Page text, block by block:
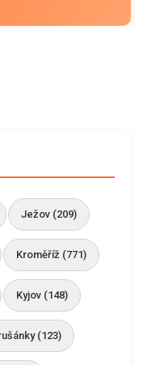
Ježov (209)
Kroměříž (771)
Kyjov (148)
(123)